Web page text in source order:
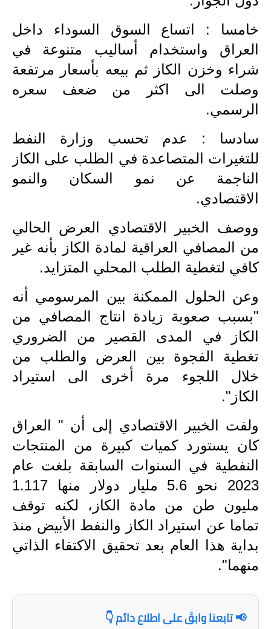
فن ومشاهير
العامة
خامسا : اتساع السوق السوداء داخل
العراق واستخدام أساليب متنوعة في
شراء وخزن الكاز ثم بيعه بأسعار مرتفعة
وصلت الى اكثر من ضعف سعره
الرسمي.
سادسا : عدم تحسب وزارة النفط
للتغيرات المتصاعدة في الطلب على الكاز
الناجمة عن نمو السكان والنمو
الاقتصادي.
ووصف الخبير الاقتصادي العرض الحالي
من المصافي العراقية لمادة الكاز بأنه غير
كافي لتغطية الطلب المحلي المتزايد.
وعن الحلول الممكنة بين المرسومي أنه
"بسبب صعوبة زيادة انتاج المصافي من
الكاز في المدى القصير من الضروري
تغطية الفجوة بين العرض والطلب من
خلال اللجوء مرة أخرى الى استيراد
الكاز".
ولفت الخبير الاقتصادي إلى أن " العراق
كان يستورد كميات كبيرة من المنتجات
النفطية في السنوات السابقة بلغت عام
2023 نحو 5.6 مليار دولار منها 1.117
مليون طن من مادة الكاز، لكنه توقف
تماما عن استيراد الكاز والنفط الأبيض منذ
بداية هذا العام بعد تحقيق الاكتفاء الذاتي
منهما".
📢 تابعنا وابقَ على اطلاع دائم 👇